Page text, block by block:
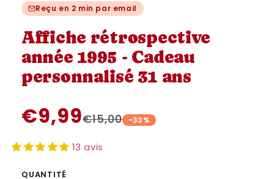
une
fenêtre
une
fenêtre
Reçu en 2 min par email
Affiche rétrospective
année 1995 - Cadeau
personnalisé 31 ans
€9,99€15,00 -33%
13 avis
QUANTITÉ